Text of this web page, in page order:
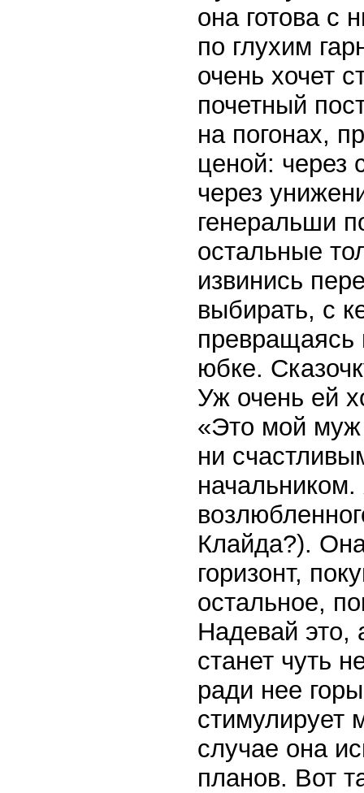
она готова с
по глухим
очень хочет
почетный
на погонах,
ценой: через
через
генеральши
остальные
извинись
выбирать, с
превращаясь
юбке.
Уж очень ей
«Это мой муж
ни
Клайда?).
горизонт,
остальное,
Надевай это,
станет чуть
ради нее
стимулирует
случае она
планов. Вот